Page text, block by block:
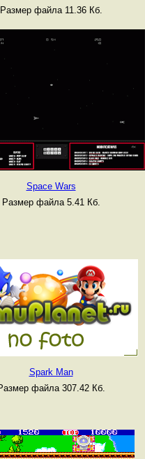
Размер файла 11.36 Кб.
Space Wars
Размер файла 5.41 Кб.
Spark Man
файла 307.42 Кб.